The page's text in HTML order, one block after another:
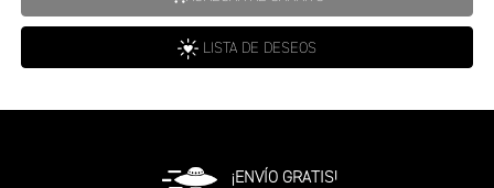
LISTA DE DESEOS
¡ENVÍO GRATIS!